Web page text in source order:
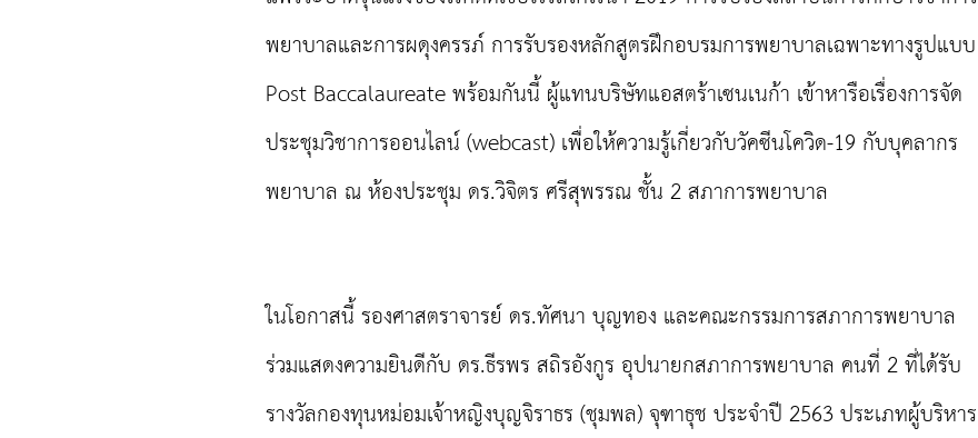
พยาบาลและการผดุงครรภ์ การรับรองหลักสูตรฝึกอบรมการพยาบาลเฉพาะทางรูปแบบ
Post Baccalaureate พร้อมกันนี้ ผู้แทนบริษัทแอสตร้าเซนเนก้า เข้าหารือเรื่องการจัด
ประชุมวิชาการออนไลน์ (webcast) เพื่อให้ความรู้เกี่ยวกับวัคซีนโควิด-19 กับบุคลากร
พยาบาล ณ ห้องประชุม ดร.วิจิตร ศรีสุพรรณ ชั้น 2 สภาการพยาบาล
ในโอกาสนี้ รองศาสตราจารย์ ดร.ทัศนา บุญทอง และคณะกรรมการสภาการพยาบาล
ร่วมแสดงความยินดีกับ ดร.ธีรพร สถิรอังกูร อุปนายกสภาการพยาบาล คนที่ 2 ที่ได้รับ
รางวัลกองทุนหม่อมเจ้าหญิงบุญจิราธร (ชุมพล) จุฑาธุช ประจำปี 2563 ประเภทผู้บริหาร